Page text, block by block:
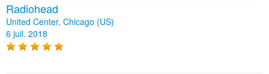
Radiohead
United Center, Chicago (US)
6 juil. 2018